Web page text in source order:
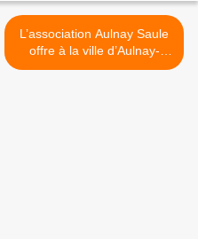
L’association Aulnay Saule
offre à la ville d’Aulnay-
sous-Bois un fauteuil fait de